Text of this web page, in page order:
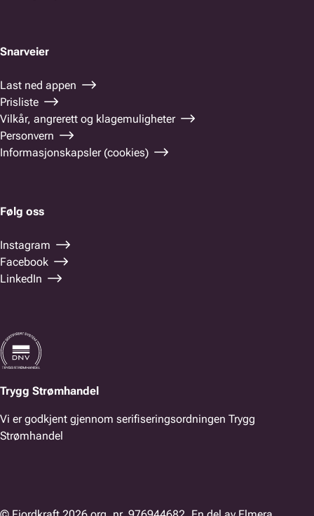
Snarveier
Last ned appen
Prisliste
Vilkår, angrerett og klagemuligheter
Personvern
Informasjonskapsler (cookies)
Følg oss
Instagram
Facebook
LinkedIn
Trygg Strømhandel
Vi er godkjent gjennom serifiseringsordningen Trygg
Strømhandel